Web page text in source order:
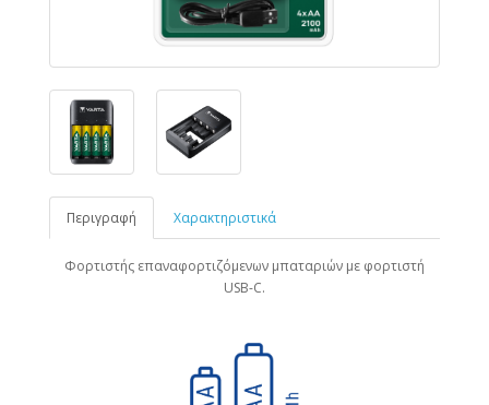
Περιγραφή Χαρακτηριστικά
Φορτιστής επαναφορτιζόμενων μπαταριών με φορτιστή
USB-C.